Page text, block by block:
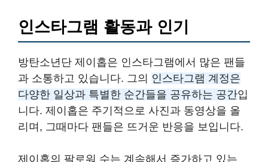
인스타그램 활동과 인기
방탄소년단 제이홉은 인스타그램에서 많은 팬들
과 소통하고 있습니다. 그의 인스타그램 계정은
다양한 일상과 특별한 순간들을 공유하는 공간입
니다. 제이홉은 주기적으로 사진과 동영상을 올
리며, 그때마다 팬들은 뜨거운 반응을 보입니다.
제이홉의 팔로워 수는 계속해서 증가하고 있는